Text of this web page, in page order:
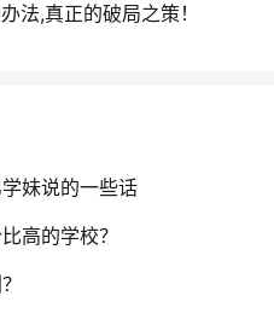
法,真正的破局之策！
妹说的一些话
高的学校？